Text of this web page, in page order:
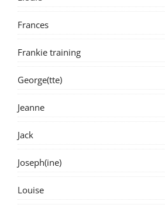
Frances
Frankie training
George(tte)
Jeanne
Jack
Joseph(ine)
Louise